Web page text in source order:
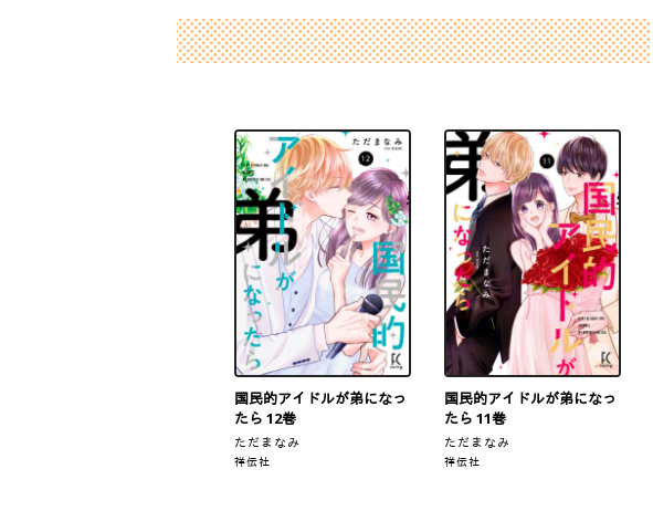
国民的アイドルが弟になっ
たら 12巻
ただまなみ
祥伝社
国民的アイドルが弟になっ
たら 11巻
ただまなみ
祥伝社